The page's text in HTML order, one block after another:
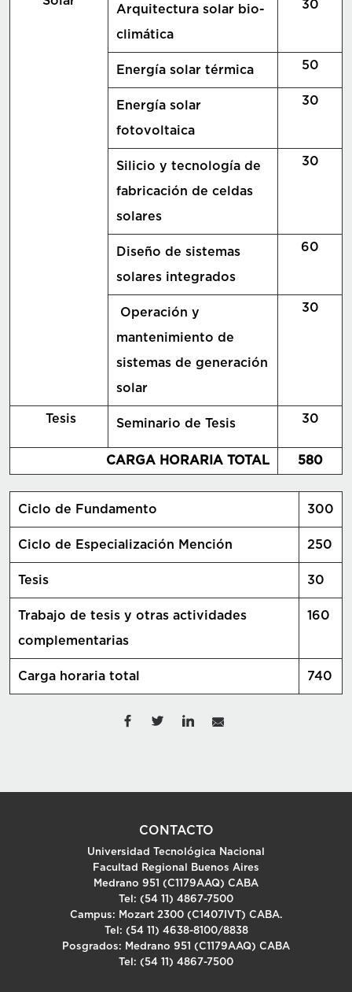
Arquitectura solar bio-
climática
30
Energía solar térmica 50
Energía solar
fotovoltaica
30
Silicio y tecnología de
fabricación de celdas
solares
30
Diseño de sistemas
solares integrados
60
Operación y
mantenimiento de
sistemas de generación
solar
30
Tesis Seminario de Tesis 30
CARGA HORARIA TOTAL 580
Ciclo de Fundamento 300
Ciclo de Especialización Mención 250
Tesis 30
Trabajo de tesis y otras actividades
complementarias
160
Carga horaria total 740
CONTACTO
Universidad Tecnológica Nacional
Facultad Regional Buenos Aires
Medrano 951 (C1179AAQ) CABA
Tel: (54 11) 4867-7500
Campus: Mozart 2300 (C1407IVT) CABA.
Tel: (54 11) 4638-8100/8838
Posgrados: Medrano 951 (C1179AAQ) CABA
Tel: (54 11) 4867-7500